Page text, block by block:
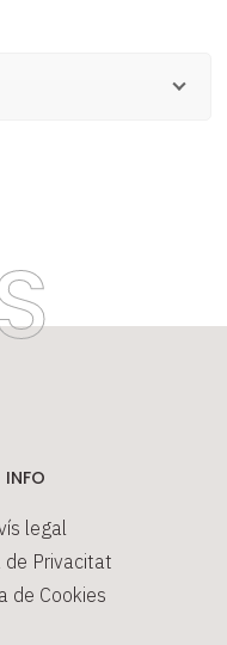
INFO
legal
de Privacitat
de Cookies